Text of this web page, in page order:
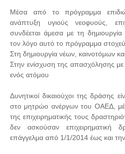
Μέσα από το πρόγραμμα
ανάπτυξη υγιούς νεοφυούς,
συνδέεται άμεσα με τη
τον λόγο αυτό το πρόγραμμα
Στη δημιουργία νέων, καινοτόμων
Στην ενίσχυση της απασχόλησης
ενός ατόμου
Δυνητικοί δικαιούχοι της δράσης
στο μητρώο ανέργων του ΟΑΕΔ,
της επιχειρηματικής τους
δεν ασκούσαν επιχειρηματική
επάγγελμα από 1/1/2014 έως και